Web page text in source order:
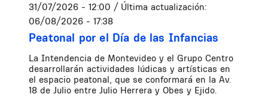
31/07/2026 - 12:00 / Última actualización:
06/08/2026 - 17:38
Peatonal por el Día de las Infancias
La Intendencia de Montevideo y el Grupo Centro
desarrollarán actividades lúdicas y artísticas en
el espacio peatonal, que se conformará en la Av.
18 de Julio entre Julio Herrera y Obes y Ejido.